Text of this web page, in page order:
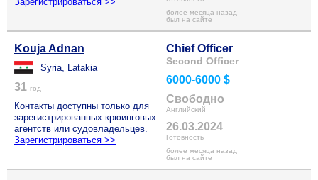
более месяца назад
был на сайте
Kouja Adnan
Syria, Latakia
31 год
Контакты доступны только для
зарегистрированных крюинговых
агентств или судовладельцев.
Зарегистрироваться >>
Chief Officer
Second Officer
6000-6000 $
Свободно
Английский
26.03.2024
Готовность
более месяца назад
был на сайте